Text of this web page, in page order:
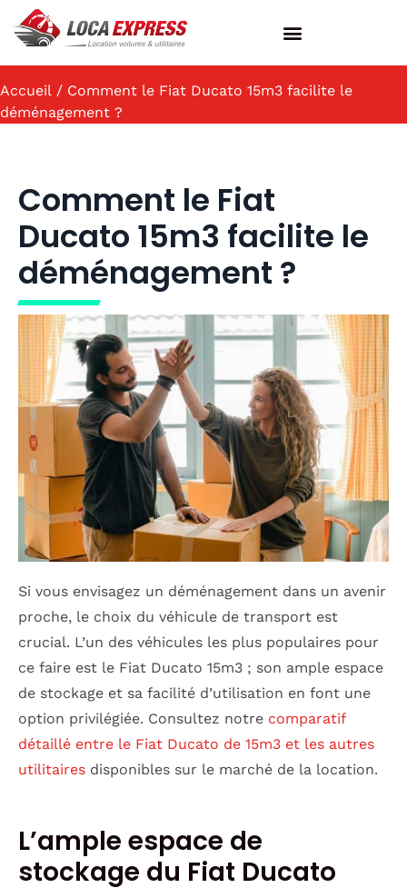
Accueil / Comment le Fiat Ducato 15m3 facilite le
déménagement ?
Comment le Fiat
Ducato 15m3 facilite le
déménagement ?
Si vous envisagez un déménagement dans un avenir
proche, le choix du véhicule de transport est
crucial. L’un des véhicules les plus populaires pour
ce faire est le Fiat Ducato 15m3 ; son ample espace
de stockage et sa facilité d’utilisation en font une
option privilégiée. Consultez notre comparatif
détaillé entre le Fiat Ducato de 15m3 et les autres
utilitaires disponibles sur le marché de la location.
L’ample espace de
stockage du Fiat Ducato